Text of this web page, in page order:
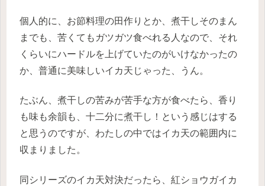
個人的に、お節料理の田作りとか、煮干しそのまん
までも、苦くてもガツガツ食べれる人なので、それ
くらいにハードルを上げていたのがいけなかったの
か、普通に美味しいイカ天じゃった、うん。
たぶん、煮干しの苦みが苦手な方が食べたら、香り
も味も余韻も、十二分に煮干し！という感じはする
と思うのですが、わたしの中ではイカ天の範囲内に
収まりました。
同シリーズのイカ天対決だったら、紅ショウガイカ